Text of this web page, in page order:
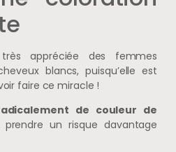
appréciée des femmes
blancs, puisqu’elle est
faire ce miracle !
de couleur de
un risque davantage